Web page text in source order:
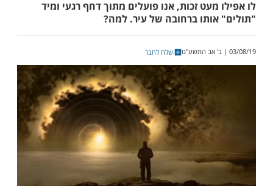
זכות, אנו פועלים מתוך דחף רגעי ומיד
ברחובה של עיר. למה?
שלח לחבר